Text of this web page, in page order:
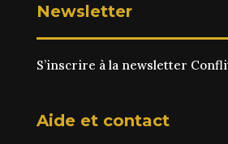
Newsletter
S’inscrire à la newsletter
Aide et contact